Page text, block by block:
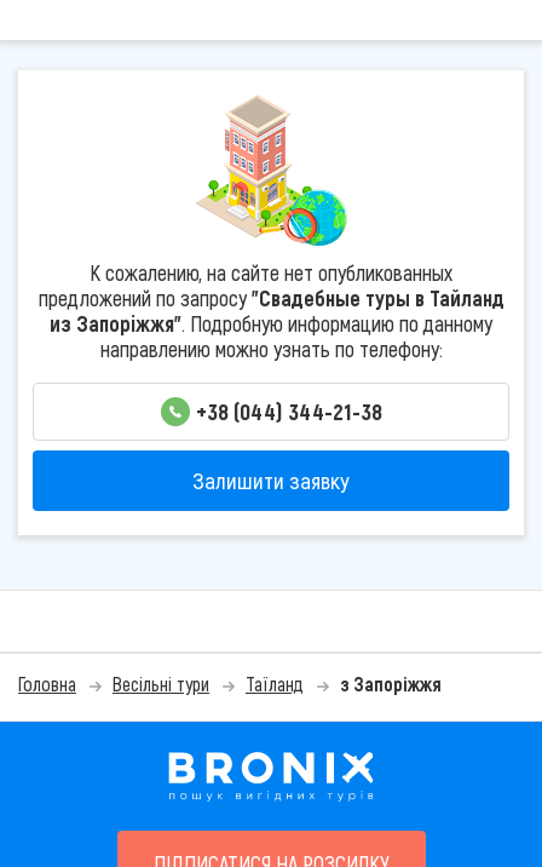
К сожалению, на сайте нет опубликованных
предложений по запросу"Свадебные туры в Тайланд
из Запоріжжя". Подробную информацию по данному
направлению можно узнать по телефону:
+38 (044) 344-21-38
Залишити заявку
Головна Весільні тури Таїланд з Запоріжжя